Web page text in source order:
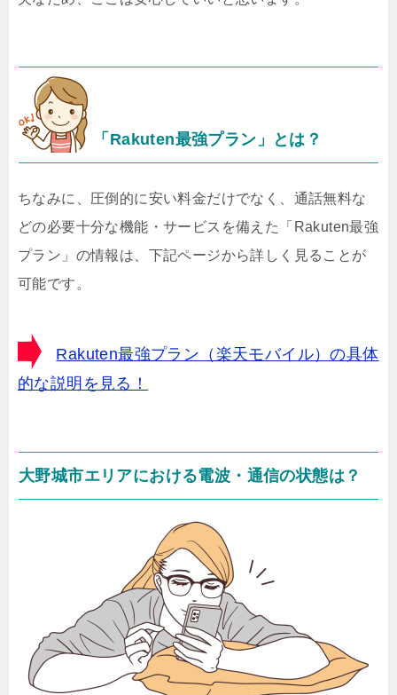
「Rakuten最強プラン」とは？
ちなみに、圧倒的に安い料金だけでなく、通話無料な
どの必要十分な機能・サービスを備えた「Rakuten最強
プラン」の情報は、下記ページから詳しく見ることが
可能です。
Rakuten最強プラン（楽天モバイル）の具体
的な説明を見る！
大野城市エリアにおける電波・通信の状態は？